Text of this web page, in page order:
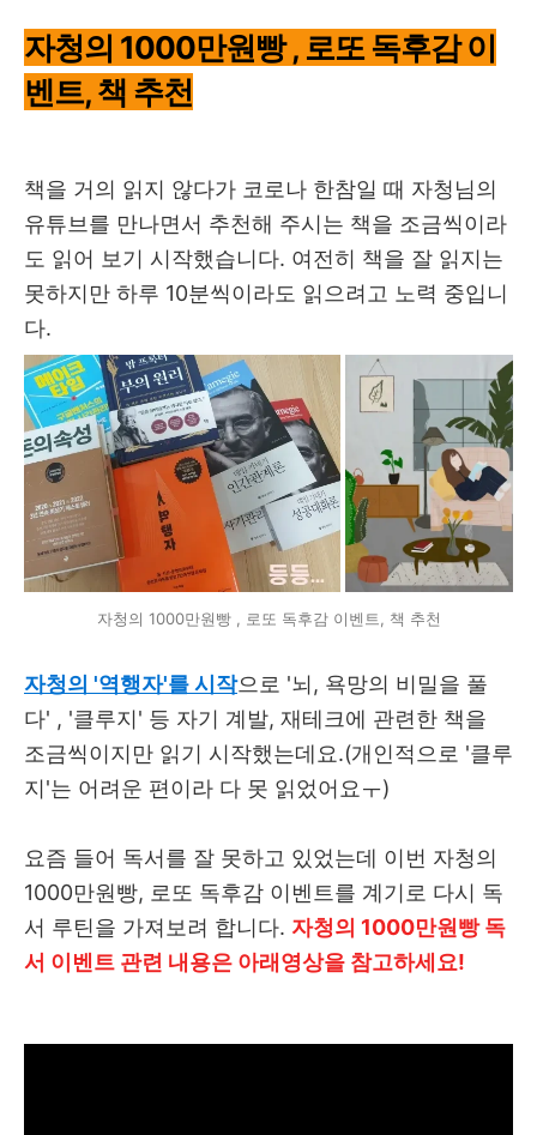
자청의 1000만원빵 , 로또 독후감 이
벤트, 책 추천
책을 거의 읽지 않다가 코로나 한참일 때 자청님의
유튜브를 만나면서 추천해 주시는 책을 조금씩이라
도 읽어 보기 시작했습니다. 여전히 책을 잘 읽지는
못하지만 하루 10분씩이라도 읽으려고 노력 중입니
다.
자청의 1000만원빵 , 로또 독후감 이벤트, 책 추천
자청의 '역행자'를 시작으로 '뇌, 욕망의 비밀을 풀
다' , '클루지' 등 자기 계발, 재테크에 관련한 책을
조금씩이지만 읽기 시작했는데요.(개인적으로 '클루
지'는 어려운 편이라 다 못 읽었어요ㅜ)
요즘 들어 독서를 잘 못하고 있었는데 이번 자청의
1000만원빵, 로또 독후감 이벤트를 계기로 다시 독
서 루틴을 가져보려 합니다. 자청의 1000만원빵 독
서 이벤트 관련 내용은 아래영상을 참고하세요!